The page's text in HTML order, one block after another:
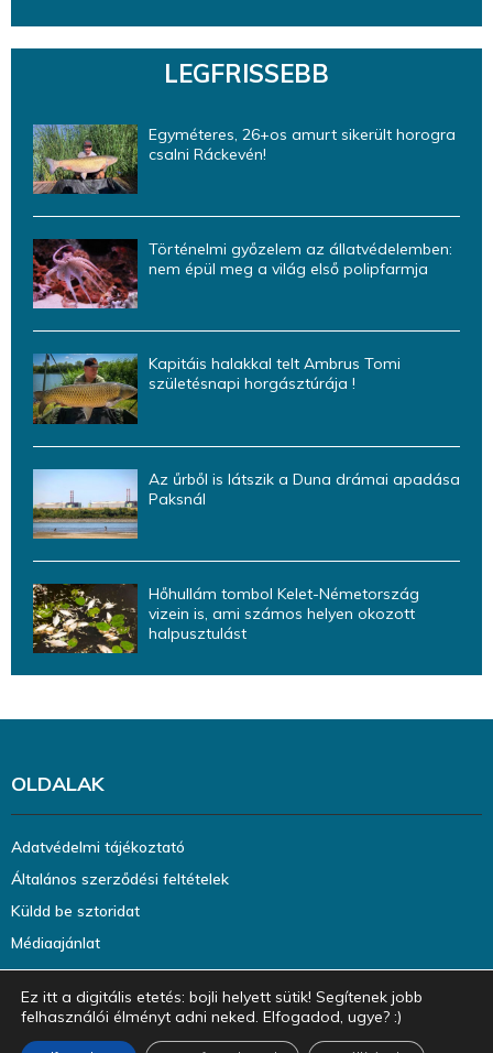
LEGFRISSEBB
Egyméteres, 26+os amurt sikerült horogra
csalni Ráckevén!
Történelmi győzelem az állatvédelemben:
nem épül meg a világ első polipfarmja
Kapitáis halakkal telt Ambrus Tomi
születésnapi horgásztúrája !
Az űrből is látszik a Duna drámai apadása
Paksnál
Hőhullám tombol Kelet-Németország
vizein is, ami számos helyen okozott
halpusztulást
OLDALAK
Adatvédelmi tájékoztató
Általános szerződési feltételek
Küldd be sztoridat
Médiaajánlat
Ez itt a digitális etetés: bojli helyett sütik! Segítenek jobb
felhasználói élményt adni neked. Elfogadod, ugye? :)